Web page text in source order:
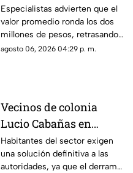
cuesta comprar una
casa en La Laguna?
Especialistas advierten que el
valor promedio ronda los dos
millones de pesos, retrasando
considerablemente la edad en
agosto 06, 2026 04:29 p. m.
Vecinos de colonia
Lucio Cabañas en
Lerdo exigen a SAPAL
reparar constante brote
Habitantes del sector exigen
una solución definitiva a las
autoridades, ya que el derrame